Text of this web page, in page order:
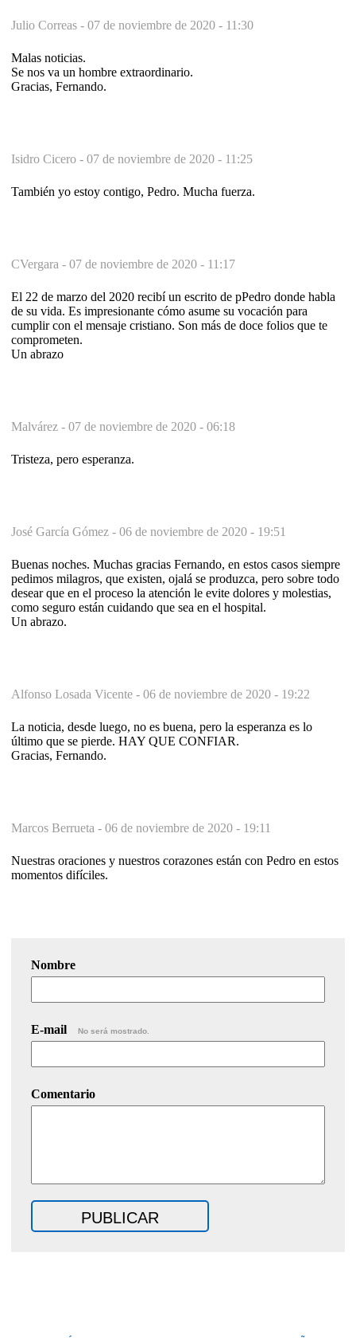
Julio Correas - 07 de noviembre de 2020 - 11:30
Malas noticias.
Se nos va un hombre extraordinario.
Gracias, Fernando.
Isidro Cicero - 07 de noviembre de 2020 - 11:25
También yo estoy contigo, Pedro. Mucha fuerza.
CVergara - 07 de noviembre de 2020 - 11:17
El 22 de marzo del 2020 recibí un escrito de pPedro donde habla
de su vida. Es impresionante cómo asume su vocación para
cumplir con el mensaje cristiano. Son más de doce folios que te
comprometen.
Un abrazo
Malvárez - 07 de noviembre de 2020 - 06:18
Tristeza, pero esperanza.
José García Gómez - 06 de noviembre de 2020 - 19:51
Buenas noches. Muchas gracias Fernando, en estos casos siempre
pedimos milagros, que existen, ojalá se produzca, pero sobre todo
desear que en el proceso la atención le evite dolores y molestias,
como seguro están cuidando que sea en el hospital.
Un abrazo.
Alfonso Losada Vicente - 06 de noviembre de 2020 - 19:22
La noticia, desde luego, no es buena, pero la esperanza es lo
último que se pierde. HAY QUE CONFIAR.
Gracias, Fernando.
Marcos Berrueta - 06 de noviembre de 2020 - 19:11
Nuestras oraciones y nuestros corazones están con Pedro en estos
momentos difíciles.
Nombre
E-mail No será mostrado.
Comentario